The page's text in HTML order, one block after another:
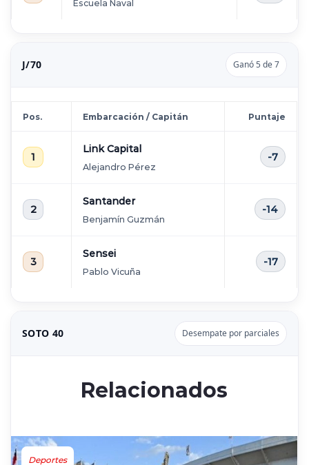
Escuela Naval
J/70 Ganó 5 de 7
Pos. Embarcación / Capitán Puntaje
1
Link Capital
Alejandro Pérez
-7
2
Santander
Benjamín Guzmán
-14
3
Sensei
Pablo Vicuña
-17
SOTO 40 Desempate por parciales
Relacionados
Deportes